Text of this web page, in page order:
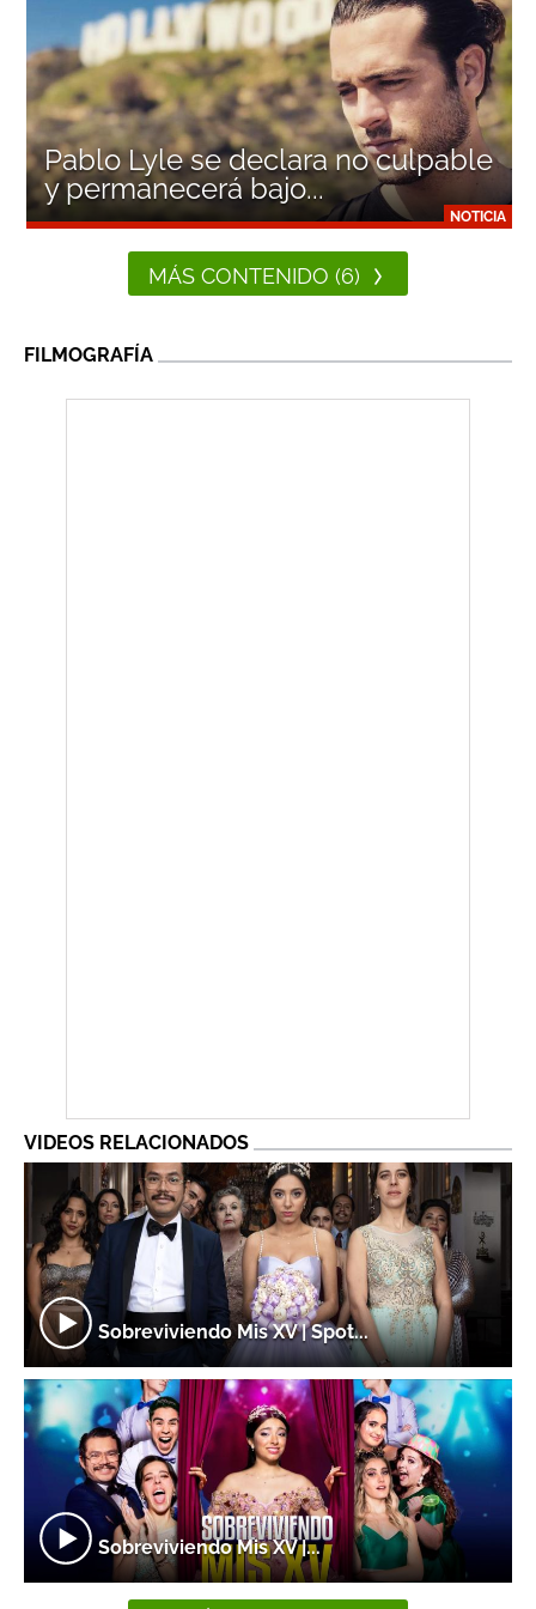
NOTICIA
Pablo Lyle se declara no culpable
y permanecerá bajo...
MÁS CONTENIDO (6)
FILMOGRAFÍA
VIDEOS RELACIONADOS
Sobreviviendo Mis XV | Spot...
Sobreviviendo Mis XV |...